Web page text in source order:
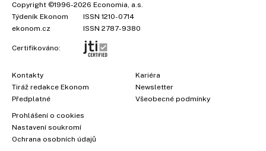
Copyright ©1996-2026 Economia, a.s.
Týdeník Ekonom
ISSN 1210-0714
ekonom.cz
ISSN 2787-9380
Certifikováno:
Kontakty
Tiráž redakce Ekonom
Předplatné
Kariéra
Newsletter
Všeobecné podmínky
Prohlášení o cookies
Nastavení soukromí
Ochrana osobních údajů